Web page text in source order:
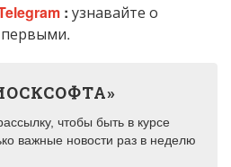
: узнавайте о
первыми.
чтобы быть в курсе
важные новости раз в неделю